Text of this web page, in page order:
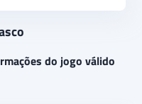
do jogo válido